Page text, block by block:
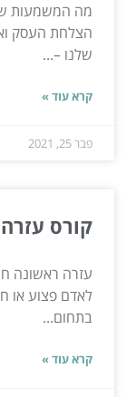
מה המשמעות
הצלחת העסק
שלנו –...
קרא עוד »
פבר 25, 2021
קורס
עזרה ראשונה
לאדם פצוע או
בתחום...
קרא עוד »